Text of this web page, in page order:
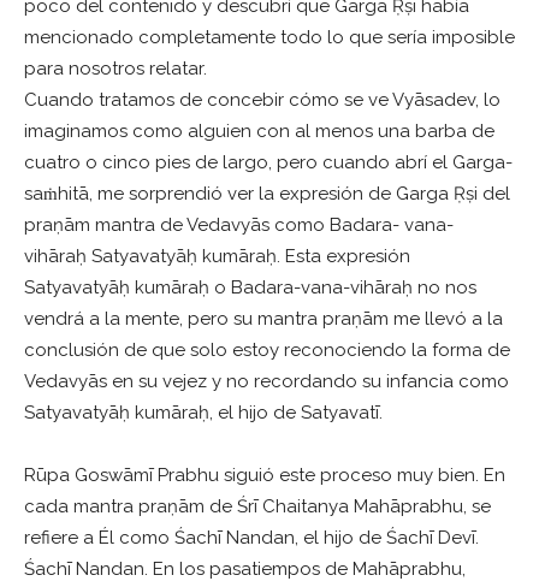
poco del contenido y descubrí que Garga Ṛṣi había
mencionado completamente todo lo que sería imposible
para nosotros relatar.
Cuando tratamos de concebir cómo se ve Vyāsadev, lo
imaginamos como alguien con al menos una barba de
cuatro o cinco pies de largo, pero cuando abrí el Garga-
saṁhitā, me sorprendió ver la expresión de Garga Ṛṣi del
praṇām mantra de Vedavyās como Badara- vana-
vihāraḥ Satyavatyāḥ kumāraḥ. Esta expresión
Satyavatyāḥ kumāraḥ o Badara-vana-vihāraḥ no nos
vendrá a la mente, pero su mantra praṇām me llevó a la
conclusión de que solo estoy reconociendo la forma de
Vedavyās en su vejez y no recordando su infancia como
Satyavatyāḥ kumāraḥ, el hijo de Satyavatī.
Rūpa Goswāmī Prabhu siguió este proceso muy bien. En
cada mantra praṇām de Śrī Chaitanya Mahāprabhu, se
refiere a Él como Śachī Nandan, el hijo de Śachī Devī.
Śachī Nandan. En los pasatiempos de Mahāprabhu,